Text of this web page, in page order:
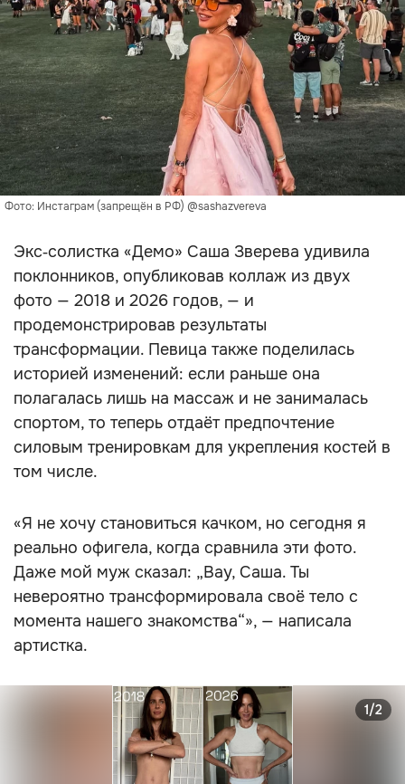
Фото: Инстаграм (запрещён в РФ) @sashazvereva
Экс‑солистка «Демо» Саша Зверева удивила
поклонников, опубликовав коллаж из двух
фото — 2018 и 2026 годов, — и
продемонстрировав результаты
трансформации. Певица также поделилась
историей изменений: если раньше она
полагалась лишь на массаж и не занималась
спортом, то теперь отдаёт предпочтение
силовым тренировкам для укрепления костей в
том числе.
«Я не хочу становиться качком, но сегодня я
реально офигела, когда сравнила эти фото.
Даже мой муж сказал: „Вау, Саша. Ты
невероятно трансформировала своё тело с
момента нашего знакомства“», — написала
артистка.
1/2